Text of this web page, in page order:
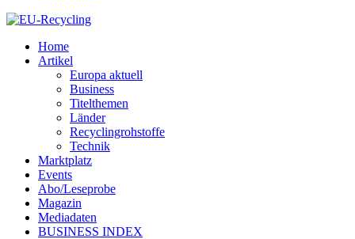
Home
Artikel
Europa aktuell
Business
Titelthemen
Länder
Recyclingrohstoffe
Technik
Marktplatz
Events
Abo/Leseprobe
Magazin
Mediadaten
BUSINESS INDEX